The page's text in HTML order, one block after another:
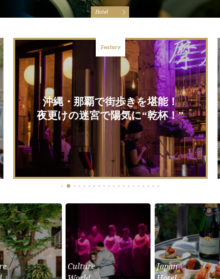
Hotel
沖縄・那覇で街歩きを堪能！
夜更けの迷宮で陽気に“乾杯！”
Culture
Japan